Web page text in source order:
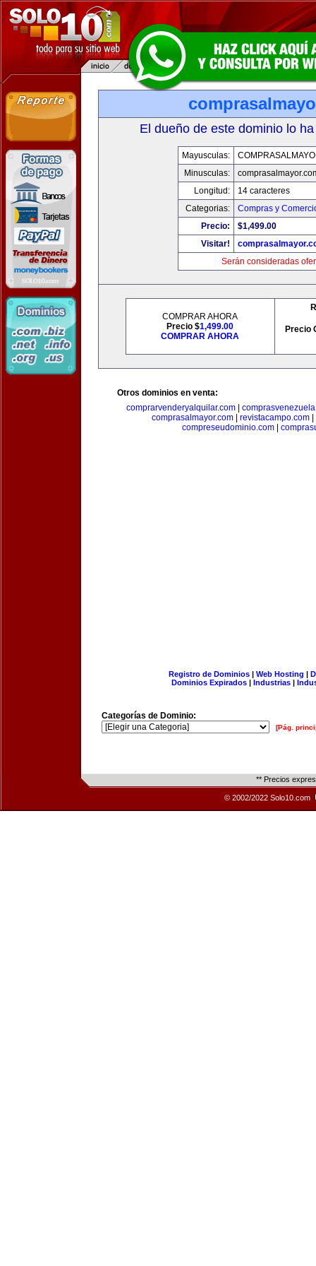
El dueño de este dominio lo
Mayusculas:
Minusculas:
Longitud:
14 caracteres
Categorias:
Compras y
Precio:
$1,499.00
Visitar!
Serán consideradas
COMPRAR AHORA
Precio $1,499.00
COMPRAR AHORA
Precio
Otros dominios en venta:
comprarvenderyalquilar.com|
comprasalmayor.com| revistacampo.com|
compreseudominio.com|
Registro de Dominios| Web Hosting |
Dominios Expirados | Industrias |
Categorías de Dominio:
[Pág.
** Precios
© 2002/2022 Solo10.com